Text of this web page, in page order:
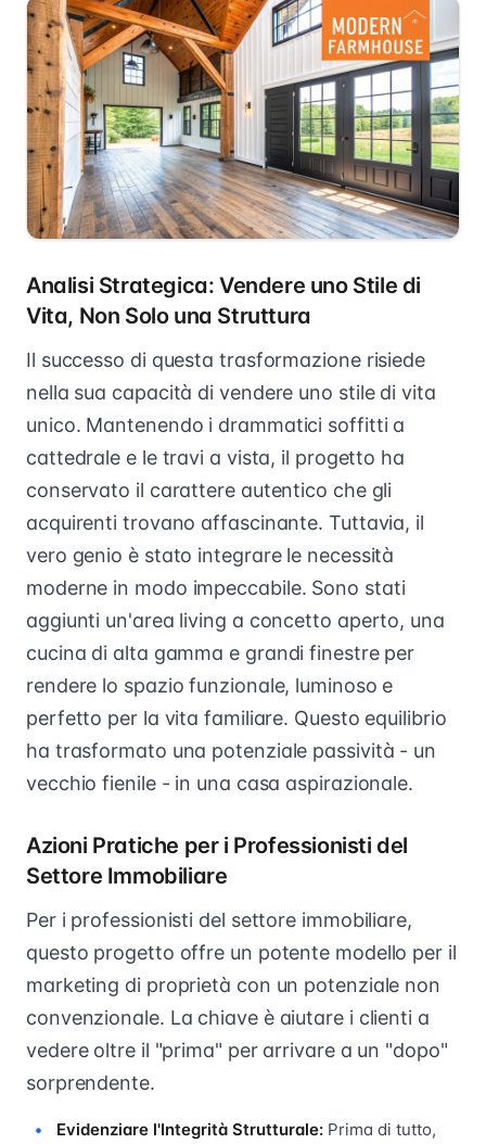
Analisi Strategica: Vendere uno Stile di
Vita, Non Solo una Struttura
Il successo di questa trasformazione risiede
nella sua capacità di vendere uno stile di vita
unico. Mantenendo i drammatici soffitti a
cattedrale e le travi a vista, il progetto ha
conservato il carattere autentico che gli
acquirenti trovano affascinante. Tuttavia, il
vero genio è stato integrare le necessità
moderne in modo impeccabile. Sono stati
aggiunti un'area living a concetto aperto, una
cucina di alta gamma e grandi finestre per
rendere lo spazio funzionale, luminoso e
perfetto per la vita familiare. Questo equilibrio
ha trasformato una potenziale passività - un
vecchio fienile - in una casa aspirazionale.
Azioni Pratiche per i Professionisti del
Settore Immobiliare
Per i professionisti del settore immobiliare,
questo progetto offre un potente modello per il
marketing di proprietà con un potenziale non
convenzionale. La chiave è aiutare i clienti a
vedere oltre il "prima" per arrivare a un "dopo"
sorprendente.
Evidenziare l'Integrità Strutturale: Prima di tutto,